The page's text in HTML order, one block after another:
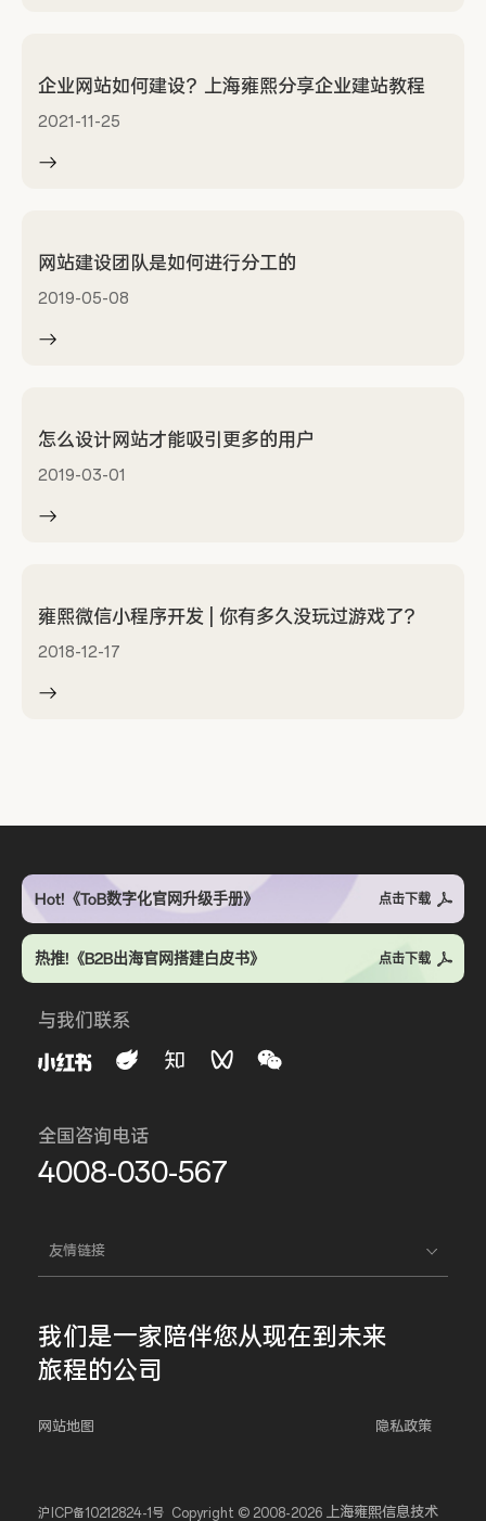
企业网站如何建设？上海雍熙分享企业建站教程
2021-11-25
网站建设团队是如何进行分工的
2019-05-08
怎么设计网站才能吸引更多的用户
2019-03-01
雍熙微信小程序开发 | 你有多久没玩过游戏了？
2018-12-17
Hot!《ToB数字化官网升级手册》 点击下载
热推!《B2B出海官网搭建白皮书》 点击下载
与我们联系
全国咨询电话
4008-030-567
友情链接
我们是一家陪伴您从现在到未来
旅程的公司
网站地图 隐私政策
沪ICP备10212824-1号 Copyright © 2008-2026 上海雍熙信息技术